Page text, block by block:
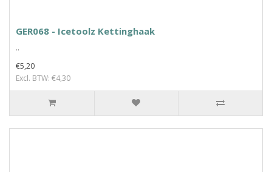
GER068 - Icetoolz Kettinghaak
..
€5,20
Excl. BTW: €4,30